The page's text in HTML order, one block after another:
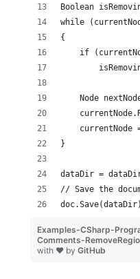
Boolean
while
{
if
Node
currentNode
}
dataDir = dataDir
// Save the
Examples-CSharp-
Comments-
with ❤ by GitHub